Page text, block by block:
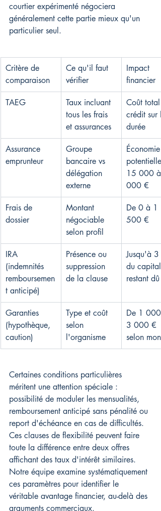
courtier expérimenté négociera
généralement cette partie mieux qu'un
particulier seul.
Critère de
comparaison
Ce qu'il faut
vérifier
Impact
financier
TAEG
Taux incluant
tous les frais
et assurances
Coût total
crédit sur
durée
Assurance
emprunteur
Groupe
bancaire vs
délégation
externe
Économie
15 000
000 €
Frais de
dossier
Montant
négociable
selon profil
De 0 à 1
500 €
IRA
(indemnités
remboursemen
t anticipé)
Présence ou
suppression
de la clause
Jusqu'à 3
du capital
restant dû
Garanties
(hypothèque,
caution)
Type et coût
selon
l'organisme
De 1 000
3 000 €
selon
Certaines conditions particulières
méritent une attention spéciale :
possibilité de moduler les mensualités,
remboursement anticipé sans pénalité ou
report d'échéance en cas de difficultés.
Ces clauses de flexibilité peuvent faire
toute la différence entre deux offres
affichant des taux d'intérêt similaires.
Notre équipe examine systématiquement
ces paramètres pour identifier le
véritable avantage financier, au-delà des
arguments commerciaux.